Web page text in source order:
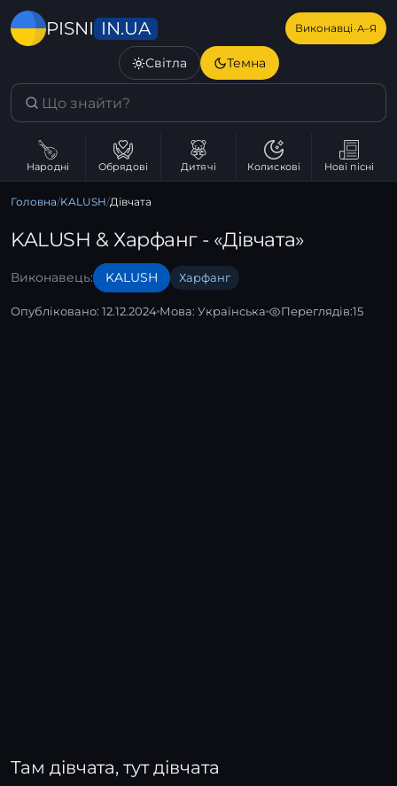
PISNI IN.UA Виконавці·А–Я
Світла Темна
Народні Обрядові Дитячі Колискові Нові пісні
Головна/KALUSH/Дівчата
KALUSH & Харфанг - «Дівчата»
Виконавець: KALUSH Харфанг
Опубліковано: 12.12.2024 Мова: Українська Переглядів:15
Там дівчата, тут дівчата